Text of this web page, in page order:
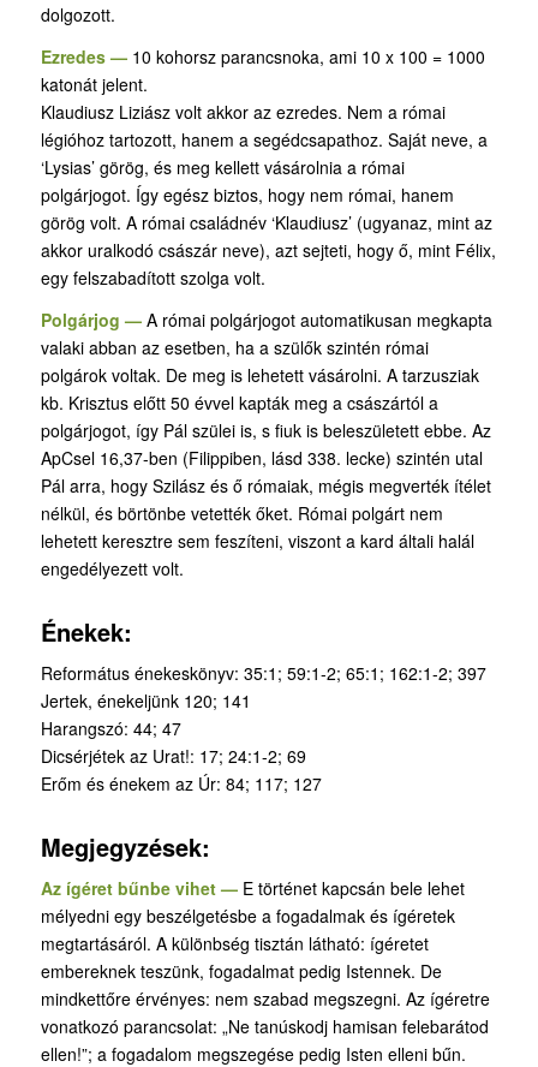
dolgozott.
Ezredes —10 kohorsz parancsnoka, ami 10 x 100 = 1000
katonát jelent.
Klaudiusz Liziász volt akkor az ezredes. Nem a római
légióhoz tartozott, hanem a segédcsapathoz. Saját neve, a
‘Lysias’ görög, és meg kellett vásárolnia a római
polgárjogot. Így egész biztos, hogy nem római, hanem
görög volt. A római családnév ‘Klaudiusz’ (ugyanaz, mint az
akkor uralkodó császár neve), azt sejteti, hogy ő, mint Félix,
egy felszabadított szolga volt.
Polgárjog — A római polgárjogot automatikusan megkapta
valaki abban az esetben, ha a szülők szintén római
polgárok voltak. De meg is lehetett vásárolni. A tarzusziak
kb. Krisztus előtt 50 évvel kapták meg a császártól a
polgárjogot, így Pál szülei is, s fiuk is beleszületett ebbe. Az
ApCsel 16,37-ben (Filippiben, lásd 338. lecke) szintén utal
Pál arra, hogy Szilász és ő rómaiak, mégis megverték ítélet
nélkül, és börtönbe vetették őket. Római polgárt nem
lehetett keresztre sem feszíteni, viszont a kard általi halál
engedélyezett volt.
Énekek:
Református énekeskönyv: 35:1; 59:1-2; 65:1; 162:1-2; 397
Jertek, énekeljünk 120; 141
Harangszó: 44; 47
Dicsérjétek az Urat!: 17; 24:1-2; 69
Erőm és énekem az Úr: 84; 117; 127
Megjegyzések:
Az ígéret bűnbe vihet — E történet kapcsán bele lehet
mélyedni egy beszélgetésbe a fogadalmak és ígéretek
megtartásáról. A különbség tisztán látható: ígéretet
embereknek teszünk, fogadalmat pedig Istennek. De
mindkettőre érvényes: nem szabad megszegni. Az ígéretre
vonatkozó parancsolat: „Ne tanúskodj hamisan felebarátod
ellen!”; a fogadalom megszegése pedig Isten elleni bűn.